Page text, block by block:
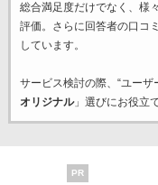
総合満足度だけでなく、様
評価。さらに回答者の口コ
しています。
サービス検討の際、“ユーザ
オリジナル」選びにお役立
PR